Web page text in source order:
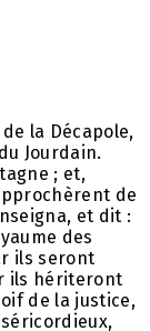
la Décapole,
Jourdain.
; et,
de
et dit :
des
ils seront
ils hériteront
de la justice,